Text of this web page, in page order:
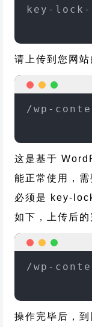
key-lock-
请上传到您网
/wp-
这是基于
能正常使用，
必须是 key-
如下，上传后的
/wp-
操作完毕后，